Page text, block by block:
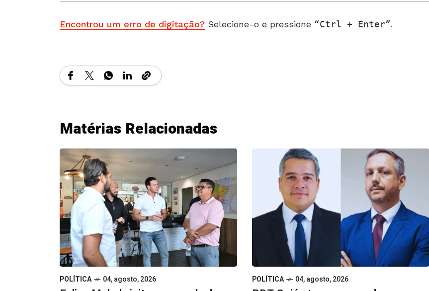
Encontrou um erro de digitação? Selecione-o e pressione Ctrl + Enter .
Matérias Relacionadas
POLÍTICA 04, agosto, 2026 POLÍTICA 04, agosto, 2026